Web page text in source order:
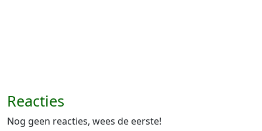
Reacties
Nog geen reacties, wees de eerste!